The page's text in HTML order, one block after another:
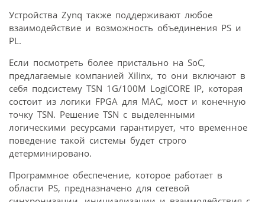
Устройства Zynq также поддерживают любое
взаимодействие и возможность объединения PS и
PL.
Если посмотреть более пристально на SoC,
предлагаемые компанией Xilinx, то они включают в
себя подсистему TSN 1G/100M LogiCORE IP, которая
состоит из логики FPGA для MAC, мост и конечную
точку TSN. Решение TSN с выделенными
логическими ресурсами гарантирует, что временное
поведение такой системы будет строго
детерминировано.
Программное обеспечение, которое работает в
области PS, предназначено для сетевой